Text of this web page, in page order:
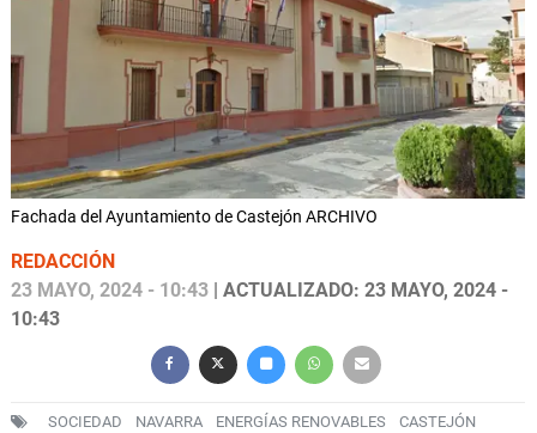
Fachada del Ayuntamiento de Castejón ARCHIVO
REDACCIÓN
23 MAYO, 2024 - 10:43 | ACTUALIZADO: 23 MAYO, 2024 -
10:43
SOCIEDAD NAVARRA ENERGÍAS RENOVABLES CASTEJÓN